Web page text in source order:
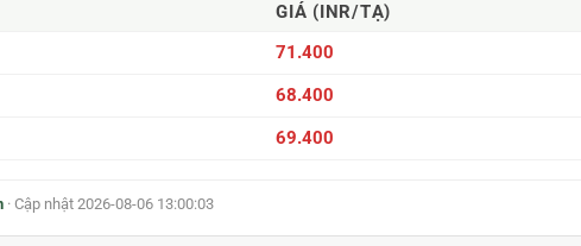
GIÁ (INR/TẠ)
71.400
68.400
69.400
· Cập nhật 2026-08-06 13:00:03